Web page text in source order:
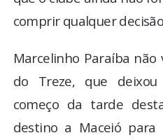
comprir qualquer
Marcelinho Paraíba não
do Treze, que
começo da tarde
destino a Maceió